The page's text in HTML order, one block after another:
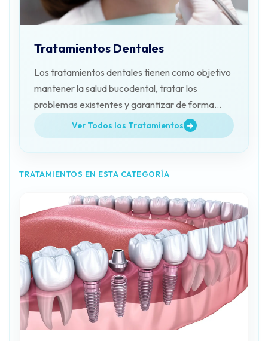
Tratamientos Dentales
Los tratamientos dentales tienen como objetivo
mantener la salud bucodental, tratar los
problemas existentes y garantizar de forma
permanente la función masticatoria y la calidad
de vida.
Ver Todos los Tratamientos
TRATAMIENTOS EN ESTA CATEGORÍA